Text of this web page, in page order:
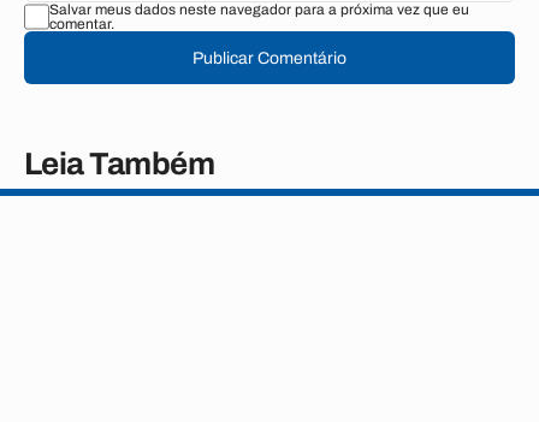
Salvar meus dados neste navegador para a próxima vez que eu
comentar.
Publicar Comentário
Leia Também